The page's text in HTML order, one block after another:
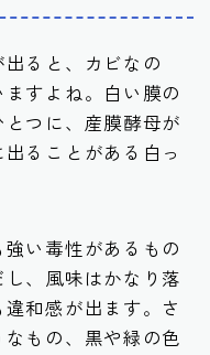
ると、カビなの
すよね。白い膜の
つに、産膜酵母が
ることがある白っ
い毒性があるもの
、風味はかなり落
和感が出ます。さ
もの、黒や緑の色